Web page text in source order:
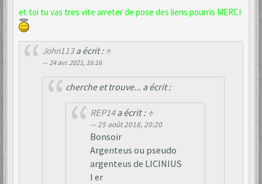
et toi tu vas tres vite arreter de pose des liens pourris MERCI
John113a écrit : ↑
24 avr. 2021, 16:16
cherche et trouve... a écrit :
REP14a écrit : ↑
25 août 2018, 20:20
Bonsoir
Argenteus ou pseudo
argenteus de LICINIUS
I er